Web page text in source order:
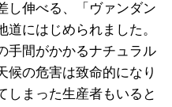
し伸べる、「ヴァンダン
にはじめられました。
手間がかかるナチュラル
候の危害は致命的になり
しまった生産者もいると